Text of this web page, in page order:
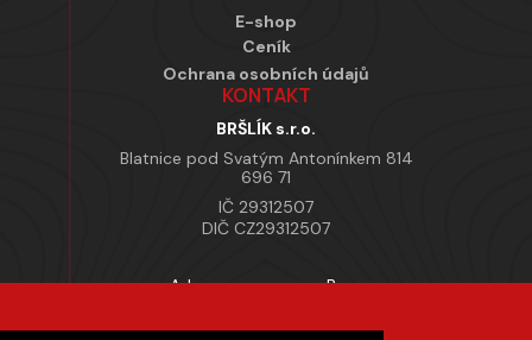
E-shop
Ceník
Ochrana osobních údajů
KONTAKT
BRŠLÍK s.r.o.
Blatnice pod Svatým Antonínkem 814
696 71
IČ 29312507
DIČ CZ29312507
Adresa provozovny Brno